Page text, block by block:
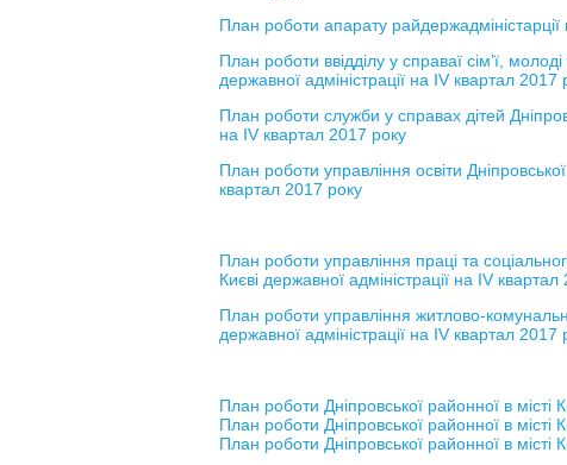
План роботи апарату
План роботи ввідділу у справаї сім’ї,
державної адміністрації на IV квартал 2017
План роботи служби у справах дітей
на IV квартал 2017 року
План роботи управління освіти
квартал 2017 року
План роботи управління праці та
Києві державної адміністрації на IV
План роботи управління житлово-
державної адміністрації на IV квартал 2017
План роботи Дніпровської районної в місті
План роботи Дніпровської районної в місті
План роботи Дніпровської районної в місті